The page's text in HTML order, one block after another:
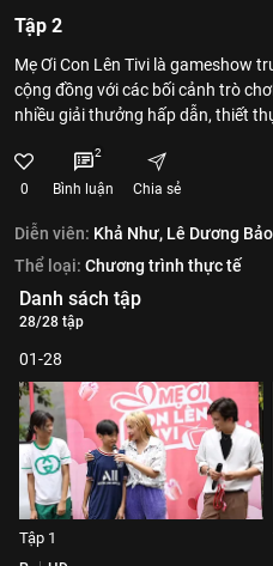
Tập 2
Mẹ Ơi Con Lên Tivi là gameshow
cộng đồng với các bối cảnh trò
nhiều giải thưởng hấp dẫn, thiết
0
2
Bình luận Chia sẻ
Diễn viên: Khả Như, Lê Dương
Thể loại: Chương trình thực tế
Danh sách tập
28/28 tập
01-28
Tập 1